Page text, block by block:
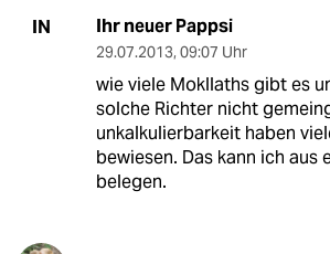
IN Ihr neuer Pappsi
29.07.2013, 09:07 Uhr
wie viele Mokllaths gibt es
solche Richter nicht
unkalkulierbarkeit haben
bewiesen. Das kann ich aus
belegen.